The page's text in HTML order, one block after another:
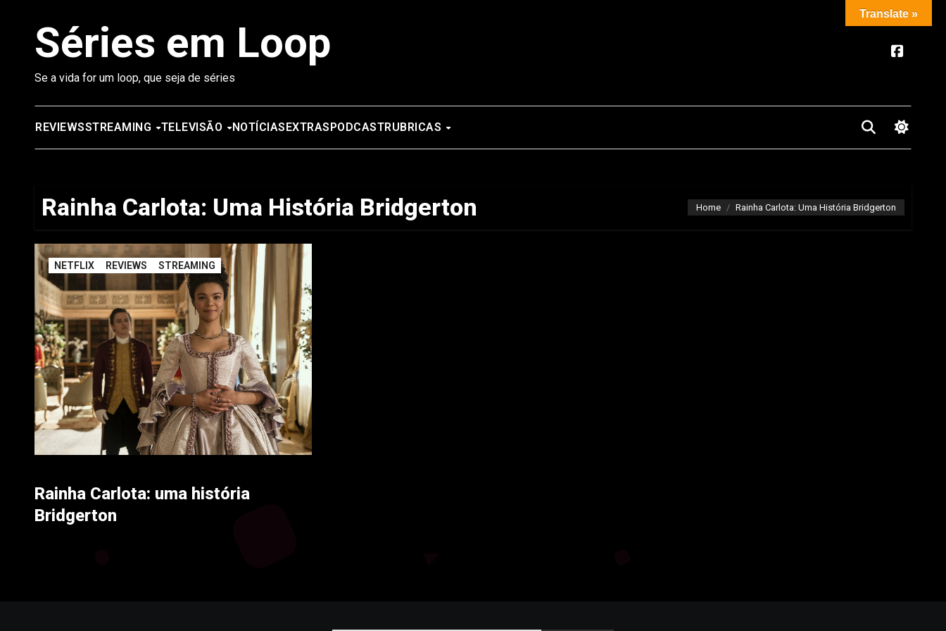
Séries em Loop
Se a vida for um loop, que seja de séries
REVIEWSSTREAMING TELEVISÃO NOTÍCIASEXTRASPODCASTRUBRICAS
Rainha Carlota: Uma História Bridgerton Home Rainha Carlota: Uma História Bridgerton
NETFLIX REVIEWS STREAMING
Rainha Carlota: uma história
Bridgerton
Translate »